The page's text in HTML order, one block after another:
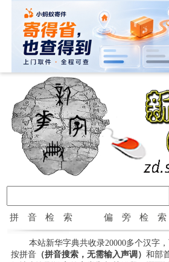
拼音检索 偏旁检
本站新华字典共收录20000多个汉字
按拼音（拼音搜索，无需输入声调） 和部